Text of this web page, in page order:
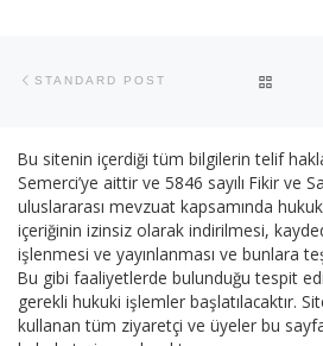
Previous post
STANDARD POST
Bu sitenin içerdiği tüm bilgilerin telif
Semerci’ye aittir ve 5846 sayılı Fikir ve
uluslararası mevzuat kapsamında
içeriğinin izinsiz olarak indirilmesi,
işlenmesi ve yayınlanması ve bunlara
Bu gibi faaliyetlerde bulunduğu tespit
gerekli hukuki işlemler başlatılacaktır.
kullanan tüm ziyaretçi ve üyeler bu